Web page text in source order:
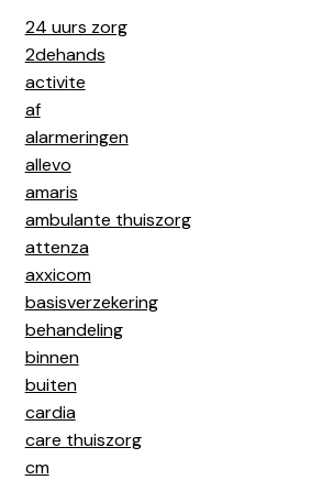
24 uurs zorg
2dehands
activite
af
alarmeringen
allevo
amaris
ambulante thuiszorg
attenza
axxicom
basisverzekering
behandeling
binnen
buiten
cardia
care thuiszorg
cm